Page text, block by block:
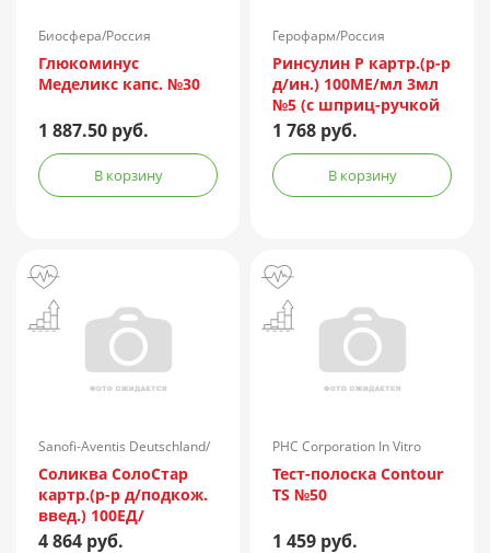
Биосфера/Россия
Глюкоминус
Меделикс капс. №30
1 887.50 руб.
В корзину
Герофарм/Россия
Ринсулин Р картр.(р-р
д/ин.) 100МЕ/мл 3мл
№5 (с шприц-ручкой
Ринастра II)
1 768 руб.
В корзину
Sanofi-Aventis Deutschland/
Германия/Санофи-Авентис
Восток/Россия
Соликва СолоСтар
картр.(р-р д/подкож.
введ.) 100ЕД/
мл+50мкг/мл 3мл №3
4 864 руб.
PHC Corporation In Vitro
Diagnostics Div/Япония
Тест-полоска Contour
TS №50
1 459 руб.